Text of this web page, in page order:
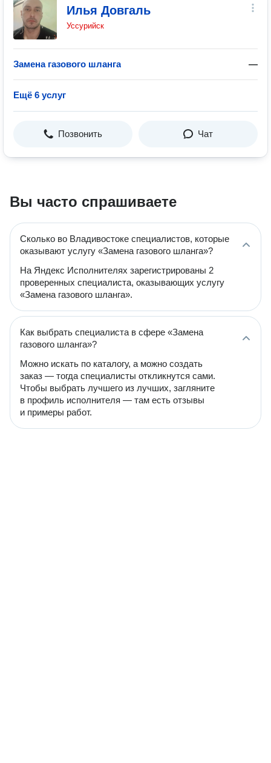
Илья Довгаль
Уссурийск
Замена газового шланга —
Ещё 6 услуг
Позвонить Чат
Вы часто спрашиваете
Сколько во Владивостоке специалистов, которые
оказывают услугу «Замена газового шланга»?
На Яндекс Исполнителях зарегистрированы 2
проверенных специалиста, оказывающих услугу
«Замена газового шланга».
Как выбрать специалиста в сфере «Замена
газового шланга»?
Можно искать по каталогу, а можно создать
заказ — тогда специалисты откликнутся сами.
Чтобы выбрать лучшего из лучших, загляните
в профиль исполнителя — там есть отзывы
и примеры работ.